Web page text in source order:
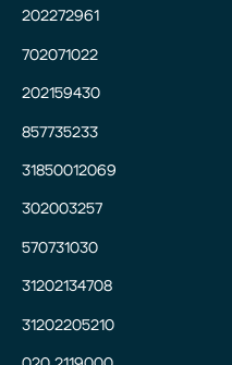
202272961
702071022
202159430
857735233
31850012069
302003257
570731030
31202134708
31202205210